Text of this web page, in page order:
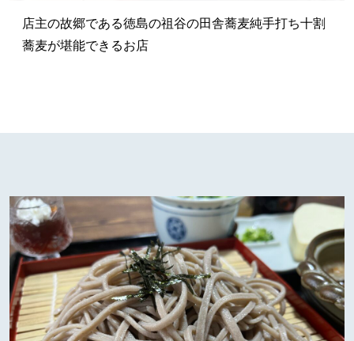
店主の故郷である徳島の祖谷の田舎蕎麦純手打ち十割
蕎麦が堪能できるお店